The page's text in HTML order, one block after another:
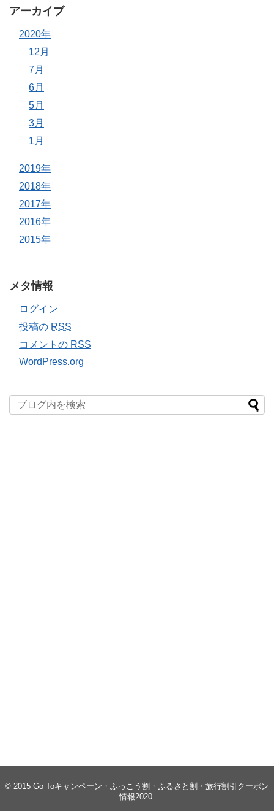
アーカイブ
2020年
12月
7月
6月
5月
3月
1月
2019年
2018年
2017年
2016年
2015年
メタ情報
ログイン
投稿の RSS
コメントの RSS
WordPress.org
© 2015 Go Toキャンペーン・ふっこう割・ふるさと割・旅行割引クーポン
情報2020.